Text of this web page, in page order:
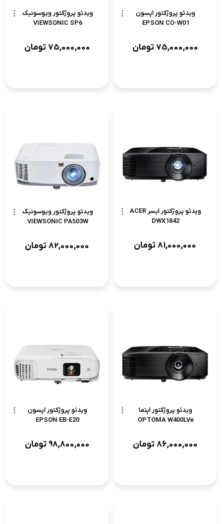
ویدئو پروژکتور اپسون
EPSON CO-W01
75,000,000تومان
ویدئو پروژکتور ویوسونیک
VIEWSONIC SP6
75,000,000تومان
ویدئو پروژکتور ایسر ACER
DWX1842
81,000,000تومان
ویدئو پروژکتور ویوسونیک
VIEWSONIC PA503W
82,000,000تومان
ویدئو پروژکتور اپتما
OPTOMA W400LVe
86,000,000تومان
ویدئو پروژکتور اپسون
EPSON EB-E20
98,800,000 تومان